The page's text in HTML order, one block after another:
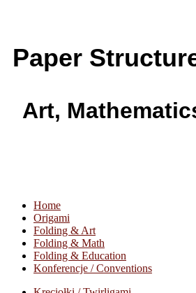
Paper
Art,
Home
Origami
Folding & Art
Folding & Math
Folding & Education
Konferencje / Conventions